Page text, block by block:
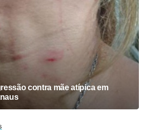
contra mãe atípica em